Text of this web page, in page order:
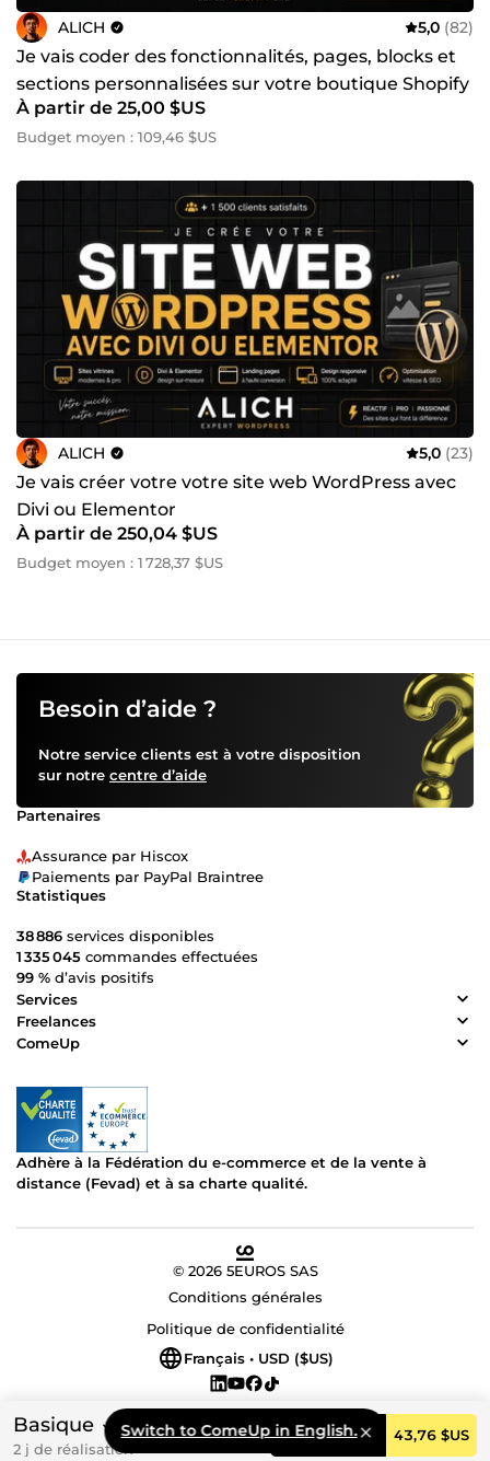
Basique
2 j de réalisation
Commander 43,76 $US
ALICH 5,0 (82)
Je vais coder des fonctionnalités, pages, blocks et
sections personnalisées sur votre boutique Shopify
À partir de 25,00 $US
Budget moyen : 109,46 $US
ALICH 5,0 (23)
Je vais créer votre votre site web WordPress avec
Divi ou Elementor
À partir de 250,04 $US
Budget moyen : 1 728,37 $US
Switch to ComeUp in English.
Besoin d’aide ?
Notre service clients est à votre disposition
sur notre centre d’aide
Partenaires
Assurance par Hiscox
Paiements par PayPal Braintree
Statistiques
38 886 services disponibles
1 335 045 commandes effectuées
99 % d’avis positifs
Services
Freelances
ComeUp
Adhère à la Fédération du e-commerce et de la vente à
distance (Fevad) et à sa charte qualité.
© 2026 5EUROS SAS
Conditions générales
Politique de confidentialité
Français • USD ($US)